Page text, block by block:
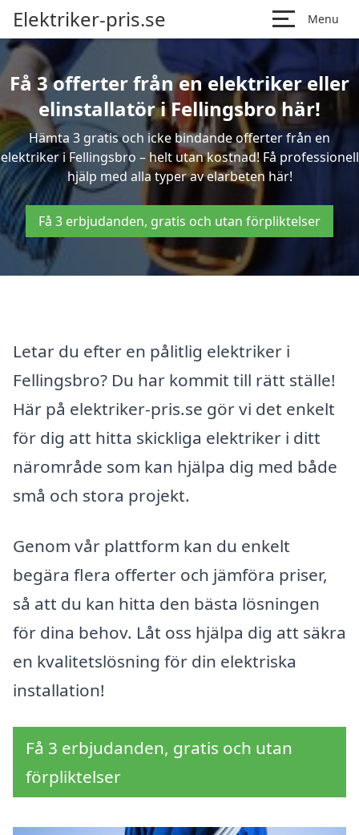
Elektriker-pris.se Menu
Få 3 offerter från en elektriker eller
elinstallatör i Fellingsbro här!
Hämta 3 gratis och icke bindande offerter från en
elektriker i Fellingsbro – helt utan kostnad! Få professionell
hjälp med alla typer av elarbeten här!
Få 3 erbjudanden, gratis och utan förpliktelser
Letar du efter en pålitlig elektriker i
Fellingsbro? Du har kommit till rätt ställe!
Här på elektriker-pris.se gör vi det enkelt
för dig att hitta skickliga elektriker i ditt
närområde som kan hjälpa dig med både
små och stora projekt.
Genom vår plattform kan du enkelt
begära flera offerter och jämföra priser,
så att du kan hitta den bästa lösningen
för dina behov. Låt oss hjälpa dig att säkra
en kvalitetslösning för din elektriska
installation!
Få 3 erbjudanden, gratis och utan
förpliktelser